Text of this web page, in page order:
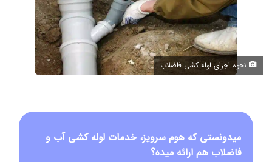
نحوه اجرای لوله کشی فاضلاب
میدونستی که هوم سرویز، خدمات لوله کشی آب و
فاضلاب هم ارائه میده؟